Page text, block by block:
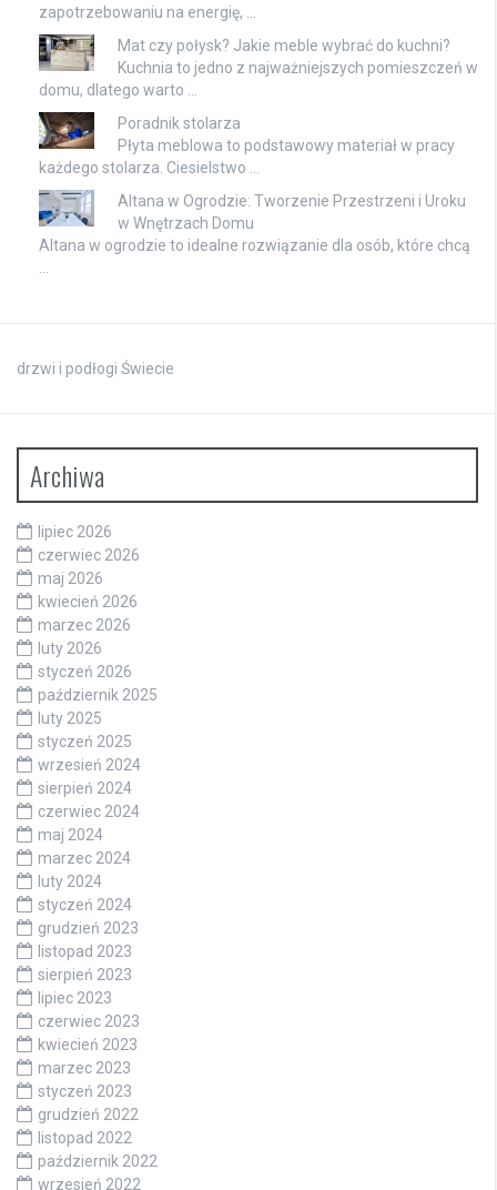
zapotrzebowaniu na energię, …
Mat czy połysk? Jakie meble wybrać do kuchni?
Kuchnia to jedno z najważniejszych pomieszczeń w
domu, dlatego warto …
Poradnik stolarza
Płyta meblowa to podstawowy materiał w pracy
każdego stolarza. Ciesielstwo …
Altana w Ogrodzie: Tworzenie Przestrzeni i Uroku
w Wnętrzach Domu
Altana w ogrodzie to idealne rozwiązanie dla osób, które chcą
drzwi i podłogi Świecie
Archiwa
lipiec 2026
czerwiec 2026
maj 2026
kwiecień 2026
marzec 2026
luty 2026
styczeń 2026
październik 2025
luty 2025
styczeń 2025
wrzesień 2024
sierpień 2024
czerwiec 2024
maj 2024
marzec 2024
luty 2024
styczeń 2024
grudzień 2023
listopad 2023
sierpień 2023
lipiec 2023
czerwiec 2023
kwiecień 2023
marzec 2023
styczeń 2023
grudzień 2022
listopad 2022
październik 2022
wrzesień 2022